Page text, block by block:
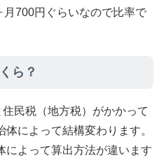
700円ぐらいなので比率で
ら？
民税（地方税）がかかって
によって結構変わります。
によって算出方法が違います